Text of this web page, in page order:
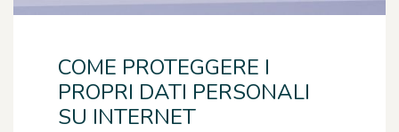
COME PROTEGGERE I
PROPRI DATI PERSONALI
SU INTERNET